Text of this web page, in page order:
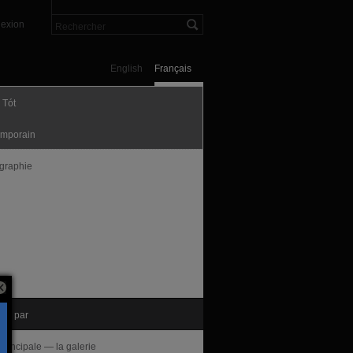
Français
English
Tót
par
Principale — la galerie